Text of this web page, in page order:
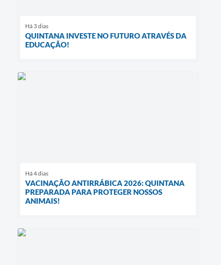
Há 3 dias
QUINTANA INVESTE NO FUTURO ATRAVÉS DA
EDUCAÇÃO!
Há 4 dias
VACINAÇÃO ANTIRRÁBICA 2026: QUINTANA
PREPARADA PARA PROTEGER NOSSOS
ANIMAIS!